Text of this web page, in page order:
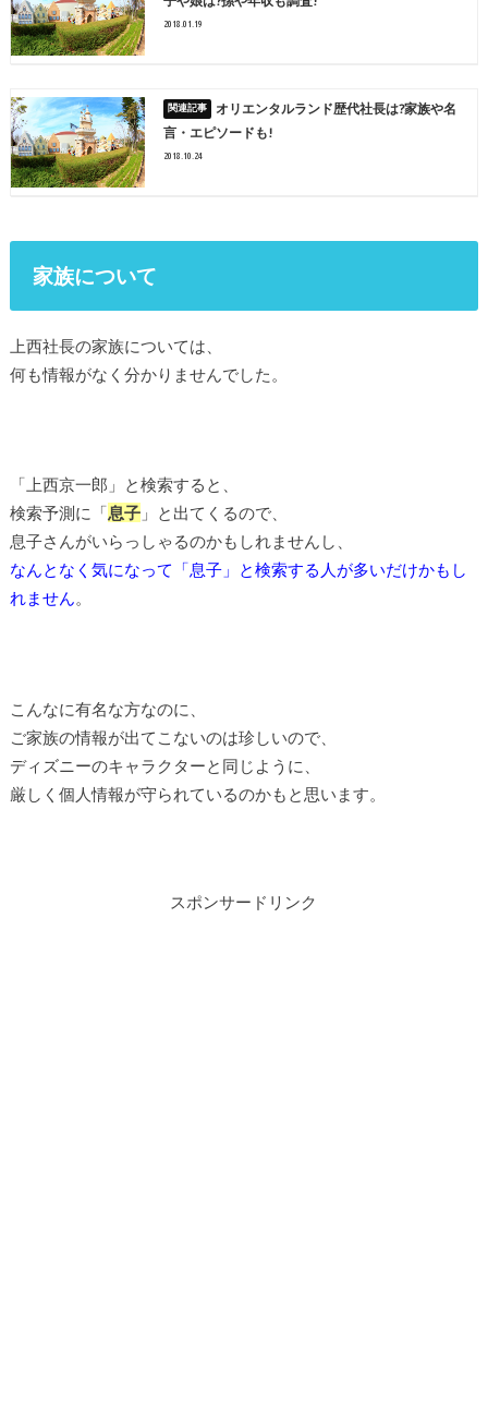
2018.01.19
オリエンタルランド歴代社長は?家族や名
言・エピソードも!
2018.10.24
家族について
上西社長の家族については、
何も情報がなく分かりませんでした。
「上西京一郎」と検索すると、
検索予測に「息子」と出てくるので、
息子さんがいらっしゃるのかもしれませんし、
なんとなく気になって「息子」と検索する人が多いだけかもし
れません。
こんなに有名な方なのに、
ご家族の情報が出てこないのは珍しいので、
ディズニーのキャラクターと同じように、
厳しく個人情報が守られているのかもと思います。
スポンサードリンク